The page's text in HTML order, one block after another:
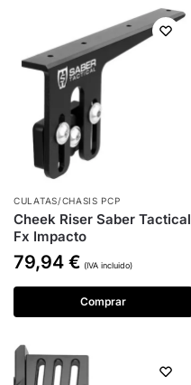
CULATAS/CHASIS PCP
Cheek Riser Saber Tactical
Fx Impacto
79,94 € (IVA incluido)
Comprar